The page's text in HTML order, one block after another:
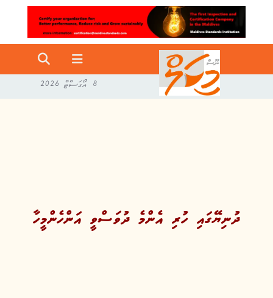
8 އޯގަސްޓް 2026
ދުނިޔޭގައި ހުރި އެންމެ ދުވަސްވީ އަންހެންމީހާ